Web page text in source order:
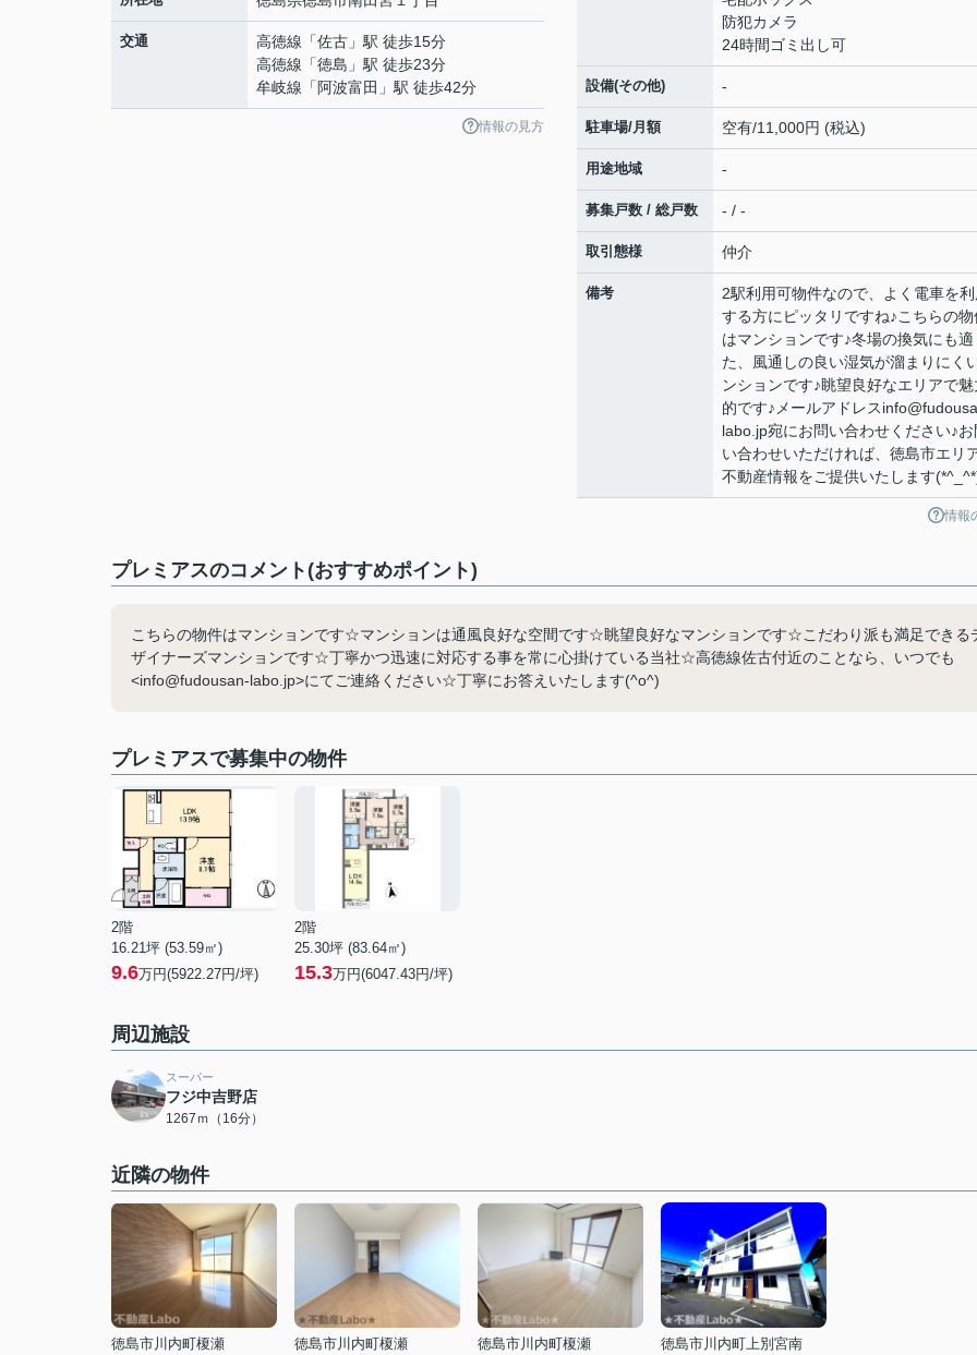
交通 高徳線 「佐古 」駅 徒歩15分
高徳線 「徳島 」駅 徒歩23分
牟岐線 「 阿波富田 」駅 徒歩42分
情報の見方
防犯カメラ
24時間ゴミ出し可
設備(その他) -
駐車場/月額 空有/11,000円 (税込)
用途地域 -
募集戸数 / 総戸数 - / -
取引態様 仲介
備考
2駅利用可物件なので、よく電車を
する方にピッタリですね♪こちらの物
はマンションです♪冬場の換気にも適
た、風通しの良い湿気が溜まりにく
ンションです♪眺望良好なエリアで魅
的です♪メールアドレス
labo.jp宛にお問い合わせください♪お
い合わせいただければ、徳島市エリ
不動産情報をご提供いたします
情報
プレミアスのコメント(おすすめポイント)
こちらの物件はマンションです☆マンションは通風良好な空間です☆眺望良好なマンションです☆こだわり派も満足できる
ザイナーズマンションです☆丁寧かつ迅速に対応する事を常に心掛けている当社☆高徳線佐古付近のことなら、いつでも
<info@fudousan-labo.jp>にてご連絡ください☆丁寧にお答えいたします(^o^)
プレミアスで募集中の物件
2階
16.21坪 (53.59㎡)
9.6万円(5922.27円/坪)
2階
25.30坪 (83.64㎡)
15.3万円(6047.43円/坪)
周辺施設
スーパー
フジ中吉野店
1267ｍ（16分）
近隣の物件
徳島市川内町榎瀬
徳島市川内町榎瀬
徳島市川内町榎瀬
徳島市川内町上別宮南